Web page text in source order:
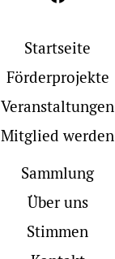
Startseite
Förderprojekte
Veranstaltungen
Mitglied werden
Sammlung
Über uns
Stimmen